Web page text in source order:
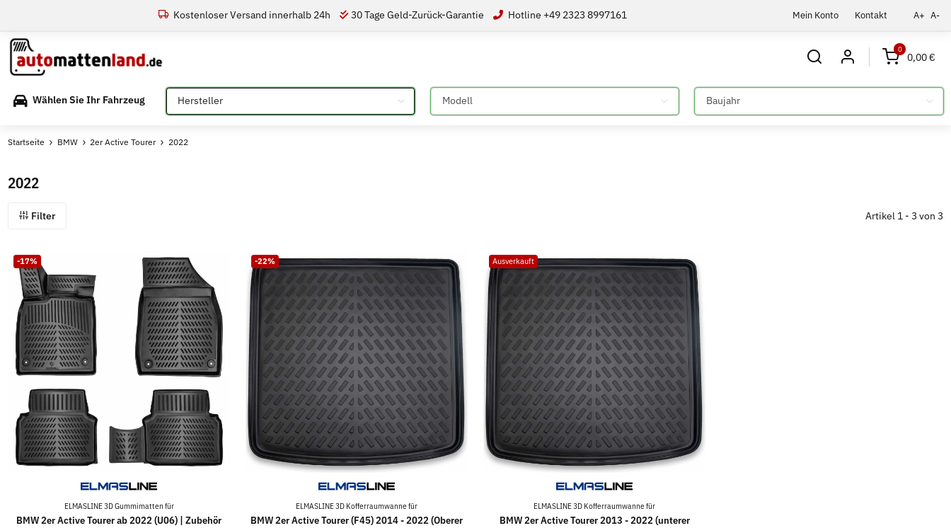
Mein Konto Kontakt A+ A-
Kostenloser Versand innerhalb 24h 30 Tage Geld-Zurück-Garantie Hotline +49 2323 8997161
0
0,00 €
Wählen Sie Ihr Fahrzeug Bitte auswählen Bitte auswählen Bitte auswählen
Startseite BMW 2er Active Tourer 2022
2022
Filter Artikel 1 - 3 von 3
-17%
ELMASLINE 3D Gummimatten für
BMW 2er Active Tourer ab 2022 (U06) | Zubehör
-22%
ELMASLINE 3D Kofferraumwanne für
BMW 2er Active Tourer (F45) 2014 - 2022 (Oberer
Ausverkauft
ELMASLINE 3D Kofferraumwanne für
BMW 2er Active Tourer 2013 - 2022 (unterer